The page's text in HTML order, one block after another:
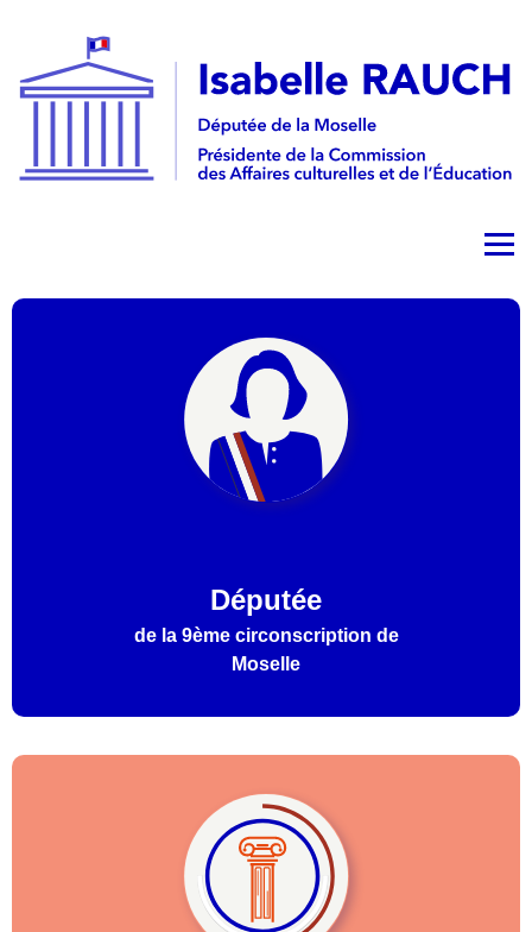
Députée
de la 9ème circonscription de
Moselle